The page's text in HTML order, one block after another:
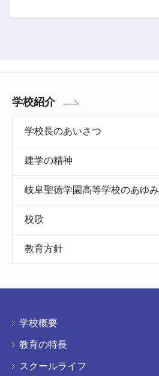
学校紹介
学校長のあいさつ
建学の精神
岐阜聖徳学園高等学校のあゆみ
校歌
教育方針
学校概要
教育の特長
スクールライフ